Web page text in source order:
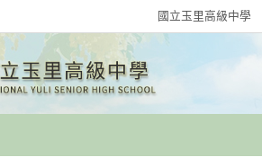
國立玉里高級中學